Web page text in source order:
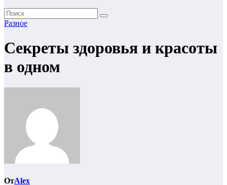
Разное
Секреты здоровья и красоты
в одном
ОтAlex